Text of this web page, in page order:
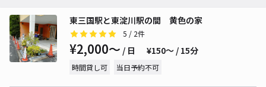
東三国駅と東淀川駅の間 黄色の家
5 / 2件
¥2,000〜 / 日 ¥150〜 / 15分
時間貸し可 当日予約不可